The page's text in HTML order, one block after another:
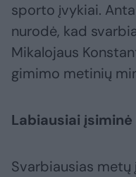
sporto įvykiai.
nurodė, kad
Mikalojaus
gimimo metinių
Labiausiai
Svarbiausias